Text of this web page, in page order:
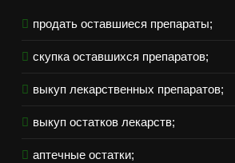
продать оставшиеся препараты;
скупка оставшихся препаратов;
выкуп лекарственных препаратов;
выкуп остатков лекарств;
аптечные остатки;